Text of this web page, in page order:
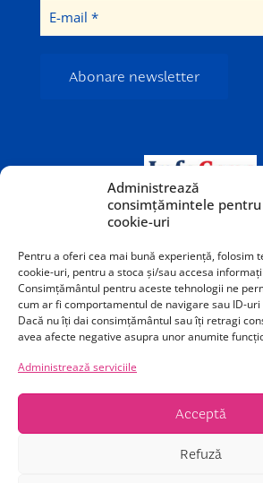
Administrează
consimțămintele pentru
cookie-uri
Pentru a oferi cea mai bună experiență, folosim
cookie-uri, pentru a stoca și/sau accesa
Consimțământul pentru aceste tehnologii ne
cum ar fi comportamentul de navigare sau ID-
Dacă nu îți dai consimțământul sau îți retragi
avea afecte negative asupra unor anumite
Administrează serviciile
Acceptă
Refuză
subvenționată de Primăria
Calea Victoriei 40-42, București,